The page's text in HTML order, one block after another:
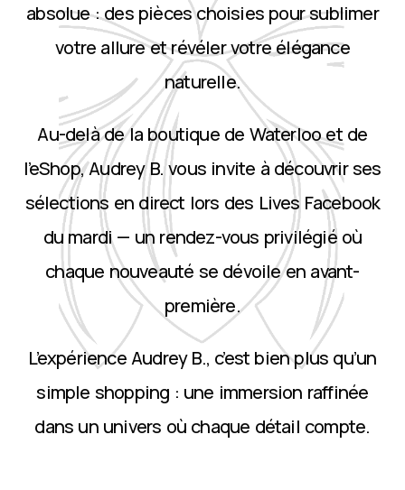
absolue : des pièces choisies pour sublimer
votre allure et révéler votre élégance
naturelle.
Au-delà de la boutique de Waterloo et de
l’eShop, Audrey B. vous invite à découvrir ses
sélections en direct lors des Lives Facebook
du mardi — un rendez-vous privilégié où
chaque nouveauté se dévoile en avant-
première.
L’expérience Audrey B., c’est bien plus qu’un
simple shopping : une immersion raffinée
dans un univers où chaque détail compte.